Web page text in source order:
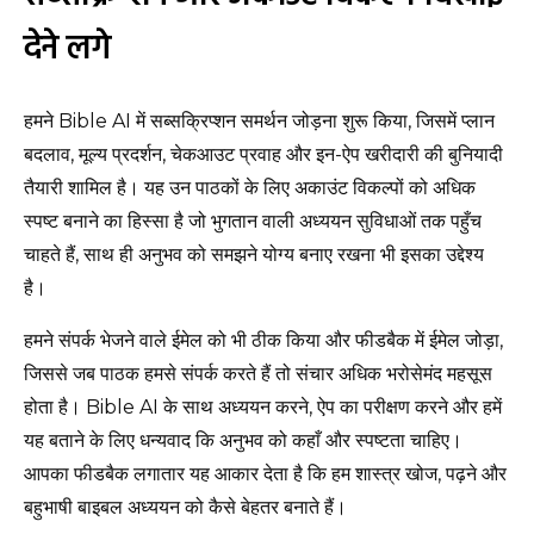
देने लगे
हमने Bible AI में सब्सक्रिप्शन समर्थन जोड़ना शुरू किया, जिसमें प्लान
बदलाव, मूल्य प्रदर्शन, चेकआउट प्रवाह और इन-ऐप खरीदारी की बुनियादी
तैयारी शामिल है। यह उन पाठकों के लिए अकाउंट विकल्पों को अधिक
स्पष्ट बनाने का हिस्सा है जो भुगतान वाली अध्ययन सुविधाओं तक पहुँच
चाहते हैं, साथ ही अनुभव को समझने योग्य बनाए रखना भी इसका उद्देश्य
है।
हमने संपर्क भेजने वाले ईमेल को भी ठीक किया और फीडबैक में ईमेल जोड़ा,
जिससे जब पाठक हमसे संपर्क करते हैं तो संचार अधिक भरोसेमंद महसूस
होता है। Bible AI के साथ अध्ययन करने, ऐप का परीक्षण करने और हमें
यह बताने के लिए धन्यवाद कि अनुभव को कहाँ और स्पष्टता चाहिए।
आपका फीडबैक लगातार यह आकार देता है कि हम शास्त्र खोज, पढ़ने और
बहुभाषी बाइबल अध्ययन को कैसे बेहतर बनाते हैं।